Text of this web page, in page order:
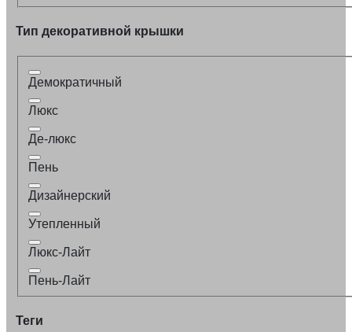
Тип декоративной крышки
Демократичный
Люкс
Де-люкс
Пень
Дизайнерский
Утепленный
Люкс-Лайт
Пень-Лайт
Теги